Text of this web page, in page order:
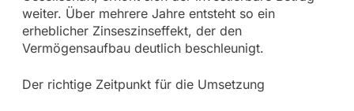
weiter. Über mehrere Jahre entsteht so ein
erheblicher Zinseszinseffekt, der den
Vermögensaufbau deutlich beschleunigt.
Der richtige Zeitpunkt für die Umsetzung